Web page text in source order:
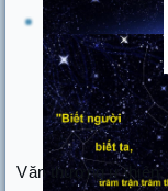
Văn thương ư